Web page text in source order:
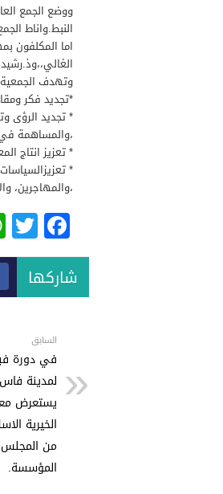
ووضع الجمع
النبط.واناط
اما المكلفون
وتهدف
*تجديد فكر
* تجديد الرؤى
،والمساهمة
* تعزيز انتاج
*
،والمهاجرين،
F
a
c
e
b
o
o
k
شاركها
السابق
في دورة
لمدينة
يستعرض
الخيرية
من المجلس
المؤسسة.